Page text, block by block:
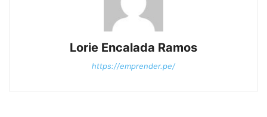
Lorie Encalada Ramos
https://emprender.pe/